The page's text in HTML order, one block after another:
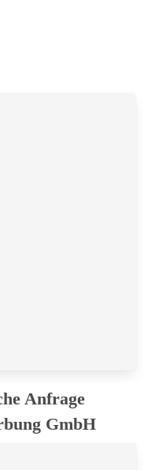
Anfrage
GmbH